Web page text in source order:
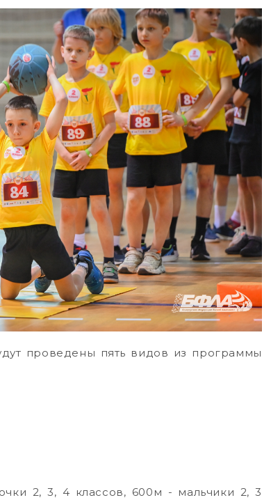
проведены пять видов из программы
2, 3, 4 классов, 600м - мальчики 2, 3